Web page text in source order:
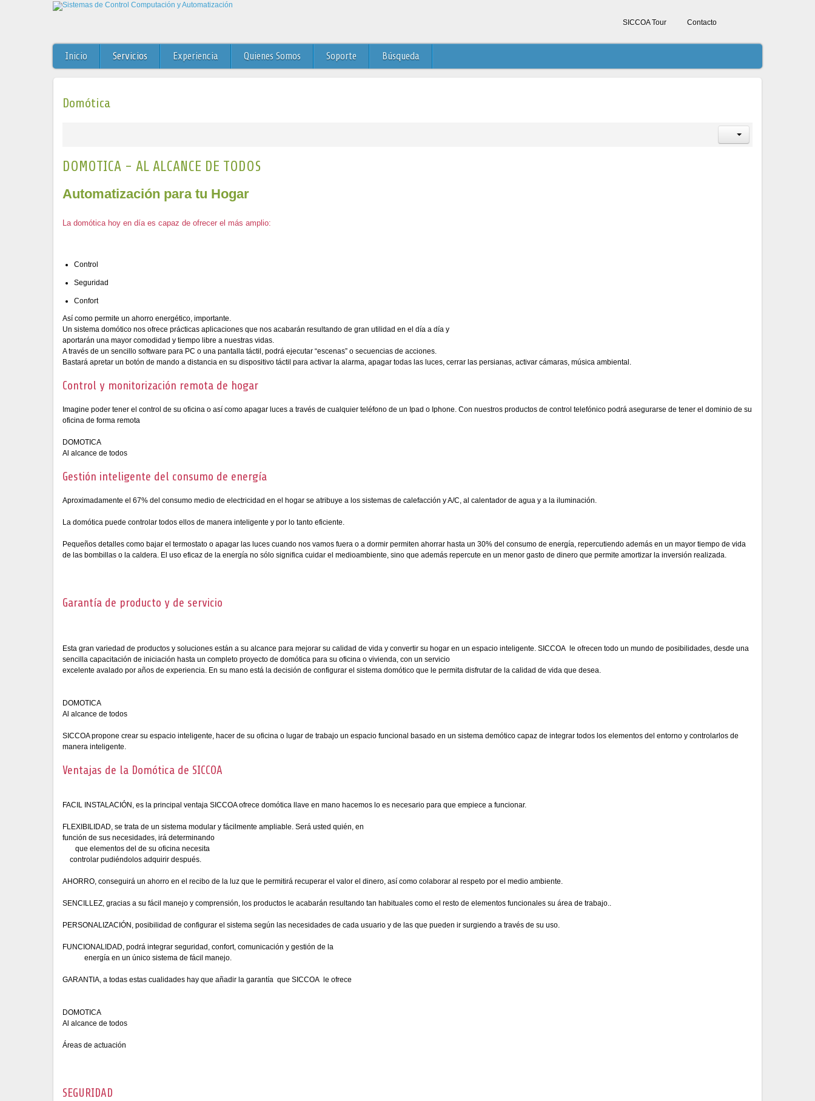
SICCOA Tour Contacto
Inicio Servicios Experiencia Quienes Somos Soporte Búsqueda
Domótica
DOMOTICA - AL ALCANCE DE TODOS
Automatización para tu Hogar
La domótica hoy en día es capaz de ofrecer el más amplio:
Control
Seguridad
Confort
Así como permite un ahorro energético, importante.
Un sistema domótico nos ofrece prácticas aplicaciones que nos acabarán resultando de gran utilidad en el día a día y
aportarán una mayor comodidad y tiempo libre a nuestras vidas.
A través de un sencillo software para PC o una pantalla táctil, podrá ejecutar “escenas” o secuencias de acciones.
Bastará apretar un botón de mando a distancia en su dispositivo táctil para activar la alarma, apagar todas las luces, cerrar las persianas, activar cámaras, música ambiental.
Control y monitorización remota de hogar
Imagine poder tener el control de su oficina o así como apagar luces a través de cualquier teléfono de un Ipad o Iphone. Con nuestros productos de control telefónico podrá asegurarse de tener el dominio de su
oficina de forma remota
DOMOTICA
Al alcance de todos
Gestión inteligente del consumo de energía
Aproximadamente el 67% del consumo medio de electricidad en el hogar se atribuye a los sistemas de calefacción y A/C, al calentador de agua y a la iluminación.
La domótica puede controlar todos ellos de manera inteligente y por lo tanto eficiente.
Pequeños detalles como bajar el termostato o apagar las luces cuando nos vamos fuera o a dormir permiten ahorrar hasta un 30% del consumo de energía, repercutiendo además en un mayor tiempo de vida
de las bombillas o la caldera. El uso eficaz de la energía no sólo significa cuidar el medioambiente, sino que además repercute en un menor gasto de dinero que permite amortizar la inversión realizada.
Garantía de producto y de servicio
Esta gran variedad de productos y soluciones están a su alcance para mejorar su calidad de vida y convertir su hogar en un espacio inteligente. SICCOA le ofrecen todo un mundo de posibilidades, desde una
sencilla capacitación de iniciación hasta un completo proyecto de domótica para su oficina o vivienda, con un servicio
excelente avalado por años de experiencia. En su mano está la decisión de configurar el sistema domótico que le permita disfrutar de la calidad de vida que desea.
DOMOTICA
Al alcance de todos
SICCOA propone crear su espacio inteligente, hacer de su oficina o lugar de trabajo un espacio funcional basado en un sistema demótico capaz de integrar todos los elementos del entorno y controlarlos de
manera inteligente.
Ventajas de la Domótica de SICCOA
FACIL INSTALACIÓN, es la principal ventaja SICCOA ofrece domótica llave en mano hacemos lo es necesario para que empiece a funcionar.
FLEXIBILIDAD, se trata de un sistema modular y fácilmente ampliable. Será usted quién, en
función de sus necesidades, irá determinando
que elementos del de su oficina necesita
controlar pudiéndolos adquirir después.
AHORRO, conseguirá un ahorro en el recibo de la luz que le permitirá recuperar el valor el dinero, así como colaborar al respeto por el medio ambiente.
SENCILLEZ, gracias a su fácil manejo y comprensión, los productos le acabarán resultando tan habituales como el resto de elementos funcionales su área de trabajo..
PERSONALIZACIÓN, posibilidad de configurar el sistema según las necesidades de cada usuario y de las que pueden ir surgiendo a través de su uso.
FUNCIONALIDAD, podrá integrar seguridad, confort, comunicación y gestión de la
energía en un único sistema de fácil manejo.
GARANTIA, a todas estas cualidades hay que añadir la garantía que SICCOA le ofrece
DOMOTICA
Al alcance de todos
Áreas de actuación
SEGURIDAD